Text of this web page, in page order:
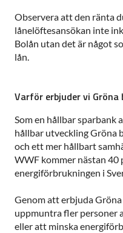
Observera att den ränta
lånelöftesansökan inte
Bolån utan det är något
lån.
Varför erbjuder vi Gröna
Som en hållbar sparbank
hållbar utveckling Gröna
och ett mer hållbart
WWF kommer nästan 40
energiförbrukningen i
Genom att erbjuda
uppmuntra fler personer
eller att minska